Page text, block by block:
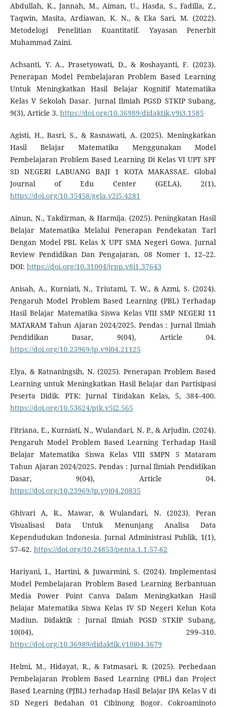
Abdullah, K., Jannah, M., Aiman, U., Hasda, S., Fadilla, Z.,
Taqwin, Masita, Ardiawan, K. N., & Eka Sari, M. (2022).
Metodelogi Penelitian Kuantitatif. Yayasan Penerbit
Muhammad Zaini.
Achsanti, Y. A., Prasetyowati, D., & Roshayanti, F. (2023).
Penerapan Model Pembelajaran Problem Based Learning
Untuk Meningkatkan Hasil Belajar Kognitif Matematika
Kelas V Sekolah Dasar. Jurnal Ilmiah PGSD STKIP Subang,
9(3), Article 3. https://doi.org/10.36989/didaktik.v9i3.1585
Agisti, H., Basri, S., & Rasnawati, A. (2025). Meningkatkan
Hasil Belajar Matematika Menggunakan Model
Pembelajaran Problem Based Learning Di Kelas VI UPT SPF
SD NEGERI LABUANG BAJI 1 KOTA MAKASSAE. Global
Journal of Edu Center (GELA), 2(1),
https://doi.org/10.35458/gela.v2i5.4281
Ainun, N., Takdirman, & Harmija. (2025). Peningkatan Hasil
Belajar Matematika Melalui Penerapan Pendekatan Tarl
Dengan Model PBL Kelas X UPT SMA Negeri Gowa. Jurnal
Review Pendidikan Dan Pengajaran, 08 Nomer 1, 12–22.
DOI: https://doi.org/10.31004/jrpp.v8i1.37643
Anisah, A., Kurniati, N., Triutami, T. W., & Azmi, S. (2024).
Pengaruh Model Problem Based Learning (PBL) Terhadap
Hasil Belajar Matematika Siswa Kelas VIII SMP NEGERI 11
MATARAM Tahun Ajaran 2024/2025. Pendas : Jurnal Ilmiah
Pendidikan Dasar, 9(04), Article 04.
https://doi.org/10.23969/jp.v9i04.21125
Elya, & Ratnaningsih, N. (2025). Penerapan Problem Based
Learning untuk Meningkatkan Hasil Belajar dan Partisipasi
Peserta Didik. PTK: Jurnal Tindakan Kelas, 5, 384–400.
https://doi.org/10.53624/ptk.v5i2.565
Fitriana, E., Kurniati, N., Wulandari, N. P., & Arjudin. (2024).
Pengaruh Model Problem Based Learning Terhadap Hasil
Belajar Matematika Siswa Kelas VIII SMPN 5 Mataram
Tahun Ajaran 2024/2025. Pendas : Jurnal Ilmiah Pendidikan
Dasar, 9(04), Article 04.
https://doi.org/10.23969/jp.v9i04.20835
Ghivari A, R., Mawar, & Wulandari, N. (2023). Peran
Visualisasi Data Untuk Menunjang Analisa Data
Kependudukan Indonesia. Jurnal Administrasi Publik, 1(1),
57–62. https://doi.org/10.24853/penta.1.1.57-62
Hariyani, I., Hartini, & Juwarmini, S. (2024). Implementasi
Model Pembelajaran Problem Based Learning Berbantuan
Media Power Point Canva Dalam Meningkatkan Hasil
Belajar Matematika Siswa Kelas IV SD Negeri Kelun Kota
Madiun. Didaktik : Jurnal Ilmiah PGSD STKIP Subang,
10(04), 299–310.
https://doi.org/10.36989/didaktik.v10i04.3679
Helmi, M., Hidayat, R., & Fatmasari, R. (2025). Perbedaan
Pembelajaran Problem Based Learning (PBL) dan Project
Based Learning (PJBL) terhadap Hasil Belajar IPA Kelas V di
SD Negeri Bedahan 01 Cibinong Bogor. Cokroaminoto